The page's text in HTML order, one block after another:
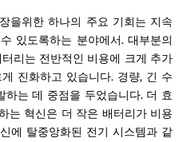
을위한 하나의 주요 기회는 지속
있도록하는 분야에서. 대부분의
리는 전반적인 비용에 크게 추가
진화하고 있습니다. 경량, 긴 수
는 데 중점을 두었습니다. 더 효
는 혁신은 더 작은 배터리가 비용
에 탈중앙화된 전기 시스템과 같